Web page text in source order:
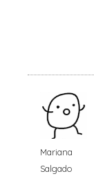
Mariana
Salgado